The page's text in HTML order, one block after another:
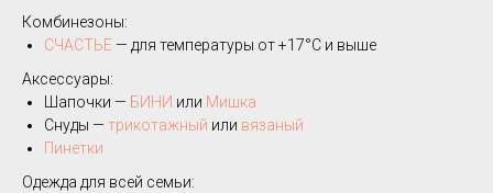
Комбинезоны:
СЧАСТЬЕ — для температуры от +17°C и выше
Аксессуары:
Шапочки — БИНИ или Мишка
Снуды — трикотажный или вязаный
Пинетки
Одежда для всей семьи: